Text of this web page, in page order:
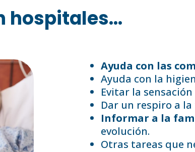
hospitales...
Ayuda con las
Ayuda con la
Evitar la
Dar un respiro a
Informar a la
evolución.
Otras tareas que